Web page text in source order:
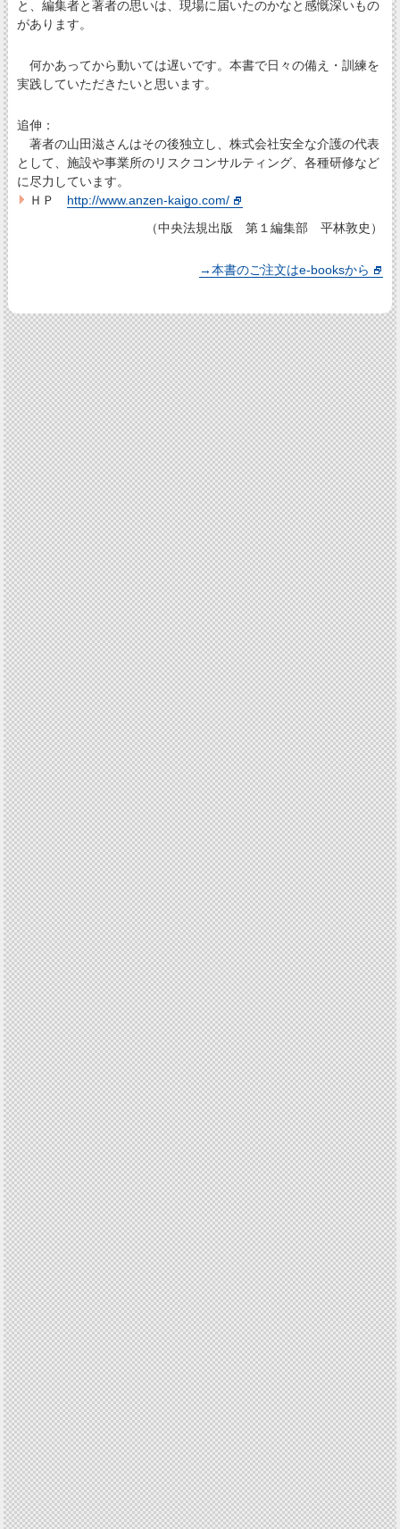
と、編集者と著者の思いは、現場に届いたのかなと感慨深いもの
があります。
何かあってから動いては遅いです。本書で日々の備え・訓練を
実践していただきたいと思います。
追伸：
著者の山田滋さんはその後独立し、株式会社安全な介護の代表
として、施設や事業所のリスクコンサルティング、各種研修など
に尽力しています。
ＨＰ http://www.anzen-kaigo.com/
（中央法規出版 第１編集部 平林敦史）
→本書のご注文はe-booksから